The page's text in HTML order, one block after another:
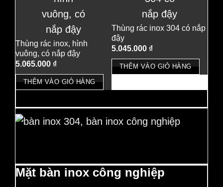
Thùng rác inox, hình
vuông, có nắp đậy
5.065.000 ₫
THÊM VÀO GIỎ HÀNG
Thùng rác inox 304 có nắp
đậy
5.045.000 ₫
THÊM VÀO GIỎ HÀNG
Mặt bàn inox công nghiệp